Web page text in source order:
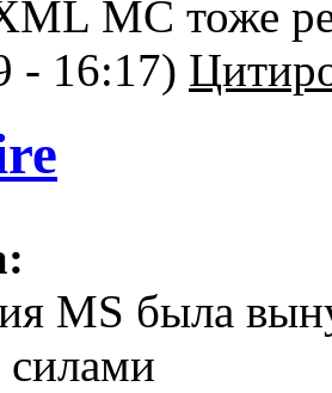
МС тоже
- 16:17)
MS была